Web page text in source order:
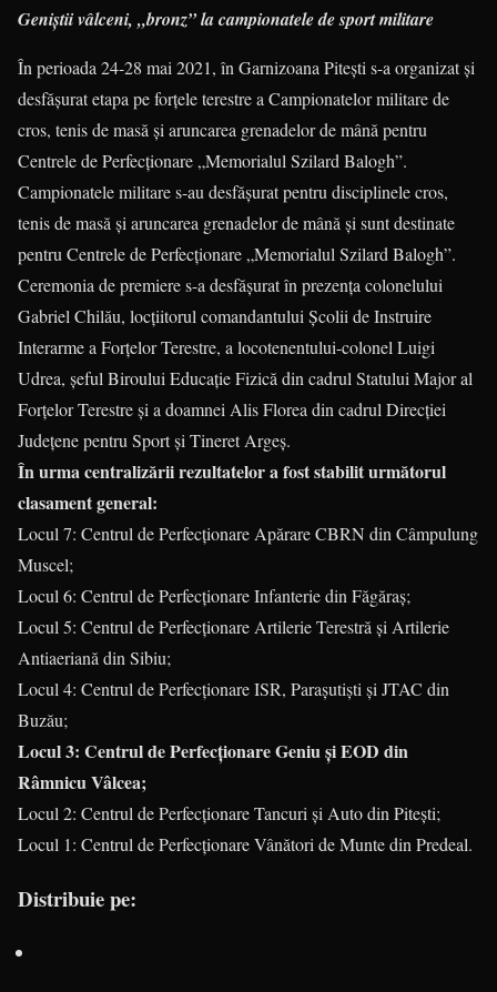
Geniștii vâlceni, „bronz” la campionatele de sport militare
În perioada 24-28 mai 2021, în Garnizoana Pitești s-a organizat și
desfășurat etapa pe forțele terestre a Campionatelor militare de
cros, tenis de masă și aruncarea grenadelor de mână pentru
Centrele de Perfecționare „Memorialul Szilard Balogh”.
Campionatele militare s-au desfășurat pentru disciplinele cros,
tenis de masă și aruncarea grenadelor de mână și sunt destinate
pentru Centrele de Perfecționare „Memorialul Szilard Balogh”.
Ceremonia de premiere s-a desfășurat în prezența colonelului
Gabriel Chilău, locțiitorul comandantului Școlii de Instruire
Interarme a Forțelor Terestre, a locotenentului-colonel Luigi
Udrea, șeful Biroului Educație Fizică din cadrul Statului Major al
Forțelor Terestre și a doamnei Alis Florea din cadrul Direcției
Județene pentru Sport și Tineret Argeș.
În urma centralizării rezultatelor a fost stabilit următorul
clasament general:
Locul 7: Centrul de Perfecționare Apărare CBRN din Câmpulung
Muscel;
Locul 6: Centrul de Perfecționare Infanterie din Făgăraș;
Locul 5: Centrul de Perfecționare Artilerie Terestră și Artilerie
Antiaeriană din Sibiu;
Locul 4: Centrul de Perfecționare ISR, Parașutiști și JTAC din
Buzău;
Locul 3: Centrul de Perfecționare Geniu și EOD din
Râmnicu Vâlcea;
Locul 2: Centrul de Perfecționare Tancuri și Auto din Pitești;
Locul 1: Centrul de Perfecționare Vânători de Munte din Predeal.
Distribuie pe: